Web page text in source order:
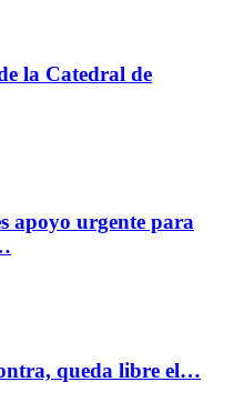
la Catedral de
apoyo urgente para
queda libre el…